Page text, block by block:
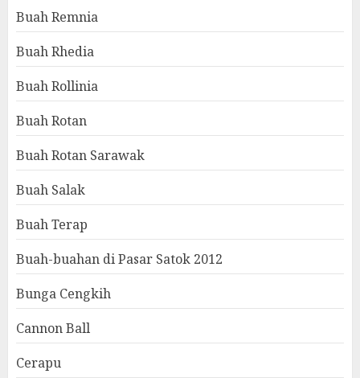
Buah Remnia
Buah Rhedia
Buah Rollinia
Buah Rotan
Buah Rotan Sarawak
Buah Salak
Buah Terap
Buah-buahan di Pasar Satok 2012
Bunga Cengkih
Cannon Ball
Cerapu